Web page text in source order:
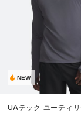
NEW
UAテック ユーティ